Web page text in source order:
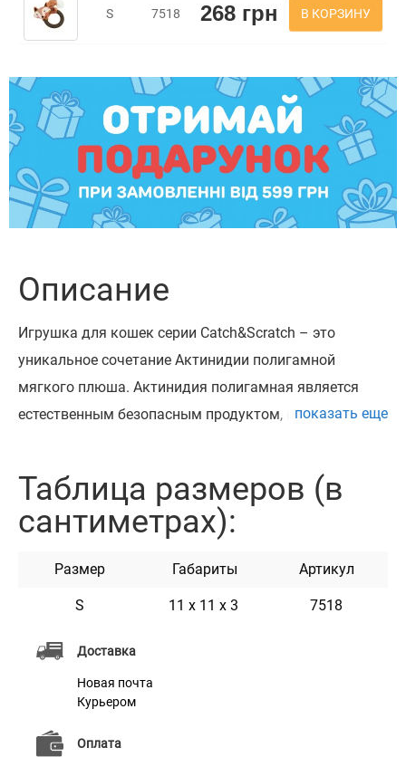
S 7518 268 грн В КОРЗИНУ
Доставка
Новая почта
Курьером
Оплата
Описание
Игрушка для кошек серии Catch&Scratch – это
уникальное сочетание Актинидии полигамной
мягкого плюша. Актинидия полигамная является
естественным безопасным продуктом, который
используется только высококачественная продукты
и материалы.
Характеристики
Материал
показать еще
Таблица размеров (в
сантиметрах):
Размер Габариты Артикул
S 11 х 11 х 3 7518